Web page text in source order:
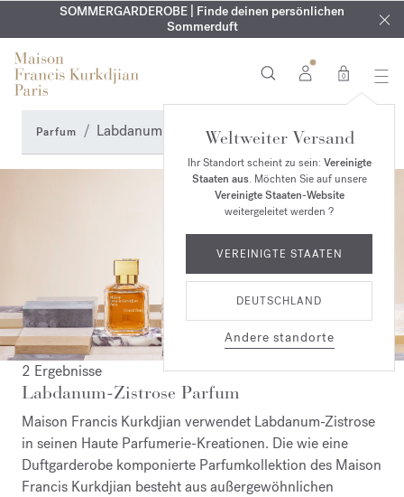
EXKLUSIV | Erhalten Sie OUD velvet moodin Ihrer Bestellung*
KOSTENLOSE GRAVUR | Auf alle Düfte und Körperöle bis zum
9. August
SOMMERGARDEROBE | Finde deinen persönlichen
Sommerduft
0
Weltweiter Versand
Ihr Standort scheint zu sein: Vereinigte
Staaten aus. Möchten Sie auf unsere
Vereinigte Staaten-Website
weitergeleitet werden ?
VEREINIGTE STAATEN
DEUTSCHLAND
Andere standorte
Parfum Labdanum-Zistrose Parfum
2 Ergebnisse
Labdanum-Zistrose Parfum
Maison Francis Kurkdjian verwendet Labdanum-Zistrose
in seinen Haute Parfumerie-Kreationen. Die wie eine
Duftgarderobe komponierte Parfumkollektion des Maison
Francis Kurkdjian besteht aus außergewöhnlichen